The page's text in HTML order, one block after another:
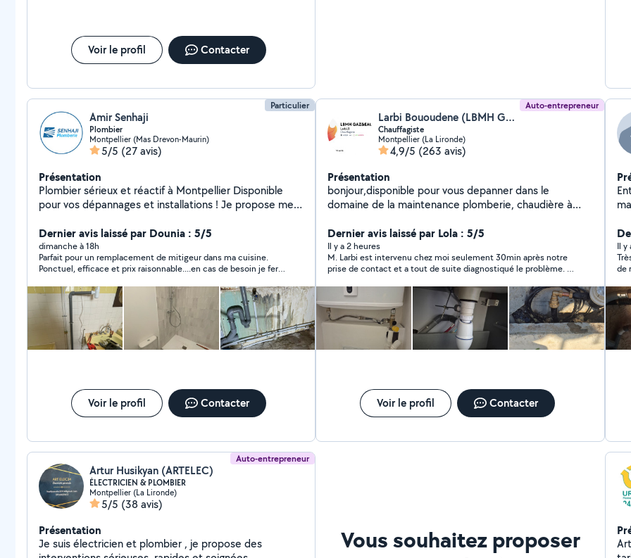
Voir le profil Contacter
Particulier
Amir Senhaji
Plombier
Montpellier (Mas Drevon-Maurin)
5/5 (27 avis)
Présentation
Plombier sérieux et réactif à Montpellier Disponible
pour vos dépannages et installations ! Je propose mes
de petits travaux et dépannages à prix raisonnables :
Recherche et réparation de fuites Remplacement de
WC, robinetterie, chasse d'eau Débouchage de
canalisations ️ Petites installations sanitaires
Intervention rapide Travail soigné Disponible en
semaine et le week-end N'hésitez pas à me contacter
pour toute demande ou devis. Réponse rapide garantie
Dernier avis laissé par Dounia : 5/5
dimanche à 18h
Parfait pour un remplacement de mitigeur dans ma cuisine.
Ponctuel, efficace et prix raisonnable....en cas de besoin je ferai
Voir le profil Contacter
Auto-entrepreneur
Larbi Bououdene (LBMH GAZ & EAU)
Chauffagiste
Montpellier (La Lironde)
4,9/5 (263 avis)
Présentation
bonjour,disponible pour vous depanner dans le
domaine de la maintenance plomberie, chaudière à
,cuisine, sdb . Réparation fuite d'eau. Remplacement
mécanisme wc.
Dernier avis laissé par Lola : 5/5
Il y a 2 heures
M. Larbi est intervenu chez moi seulement 30min après notre
prise de contact et a tout de suite diagnostiqué le problème. Il
fournisseur au cours de son intervention, et a solutionné très
rapidement la fuite d’eau, tout en m’expliquant et me
conseillant pour l’entretien. Je recommande pour la qualité de
la prestation, la réactivité et le prix.
Voir le profil Contacter
Il y
de
Auto-entrepreneur
Artur Husikyan (ARTELEC)
ÉLECTRICIEN & PLOMBIER
Montpellier (La Lironde)
5/5 (38 avis)
Présentation
Je suis électricien et plombier , je propose des
Vous souhaitez proposer